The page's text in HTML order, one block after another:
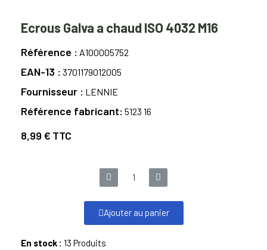
Ecrous Galva a chaud ISO 4032 M16
Référence A100005752
EAN-13 3701179012005
Fournisseur LENNIE
Référence fabricant 5123 16
8,99 € TTC
Ajouter au panier
En stock : 13 Produits